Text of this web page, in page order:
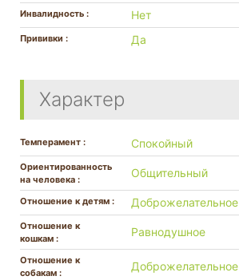
Инвалидность : Нет
Прививки : Да
Характер
Темперамент : Спокойный
Ориентированность
на человека :
Общительный
Отношение к детям : Доброжелательное
Отношение к
кошкам :
Равнодушное
Отношение к
собакам :
Доброжелательное